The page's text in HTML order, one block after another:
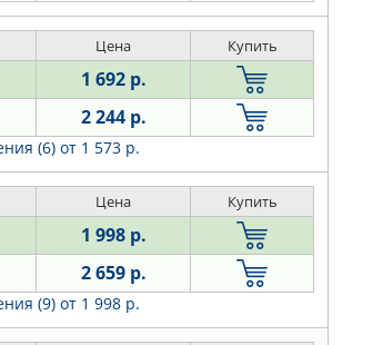
Цена Купить
1 692 р.
2 244 р.
(6) от 1 573 р.
Цена Купить
1 998 р.
2 659 р.
(9) от 1 998 р.